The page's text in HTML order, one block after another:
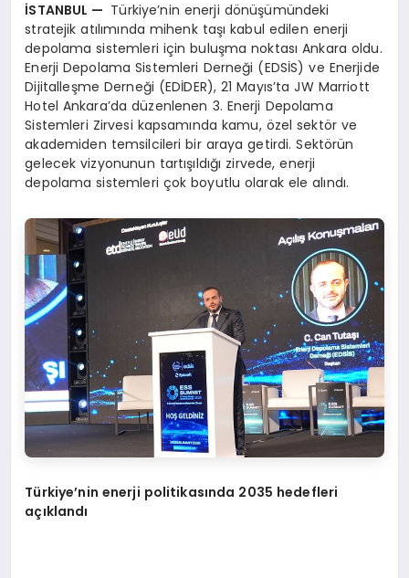
İSTANBUL — Türkiye’nin enerji dönüşümündeki
stratejik atılımında mihenk taşı kabul edilen enerji
depolama sistemleri için buluşma noktası Ankara oldu.
Enerji Depolama Sistemleri Derneği (EDSİS) ve Enerjide
Dijitalleşme Derneği (EDİDER), 21 Mayıs’ta JW Marriott
Hotel Ankara’da düzenlenen 3. Enerji Depolama
Sistemleri Zirvesi kapsamında kamu, özel sektör ve
akademiden temsilcileri bir araya getirdi. Sektörün
gelecek vizyonunun tartışıldığı zirvede, enerji
depolama sistemleri çok boyutlu olarak ele alındı.
Türkiye’nin enerji politikasında 2035 hedefleri
açıklandı